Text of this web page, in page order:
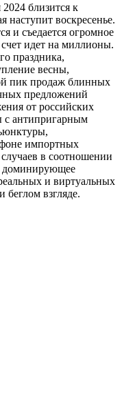
2024 близится к
наступит воскресенье.
и съедается огромное
идет на миллионы.
праздника,
весны,
пик продаж блинных
предложений
от российских
с антипригарным
фоне импортных
в соотношении
доминирующее
и виртуальных
беглом взгляде.